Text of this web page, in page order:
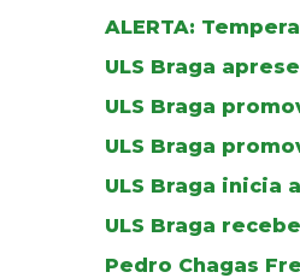
ALERTA:
ULS Braga
ULS Braga
ULS Braga
ULS Braga inicia
ULS Braga
Pedro Chagas